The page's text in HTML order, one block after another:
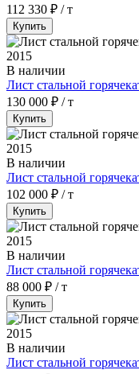
112 330 ₽ / т
Купить
В наличии
Лист стальной
130 000 ₽ / т
Купить
В наличии
Лист стальной
102 000 ₽ / т
Купить
В наличии
Лист стальной
88 000 ₽ / т
Купить
В наличии
Лист стальной